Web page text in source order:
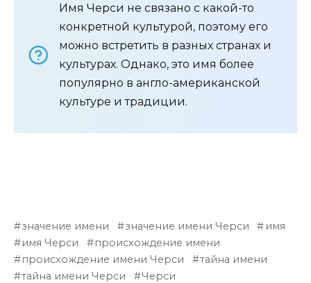
Имя Черси не связано с какой-то
конкретной культурой, поэтому его
можно встретить в разных странах и
культурах. Однако, это имя более
популярно в англо-американской
культуре и традиции.
значение имени значение имени Черси
имя
имя Черси
происхождение имени
происхождение имени Черси
тайна имени
тайна имени Черси
Черси